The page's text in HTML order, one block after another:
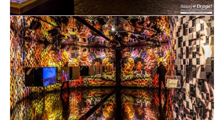
Wystawa w Muzeum Domu Jana Pawła II w
Wadowicach